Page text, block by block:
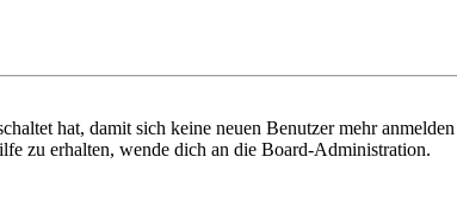
hat, damit sich keine neuen Benutzer mehr
zu erhalten, wende dich an die Board-Administration.